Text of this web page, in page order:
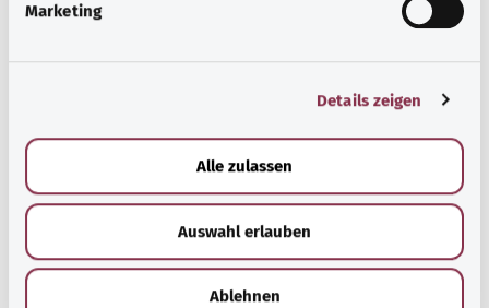
Marketing
Details zeigen
Alle zulassen
Auswahl erlauben
Ablehnen